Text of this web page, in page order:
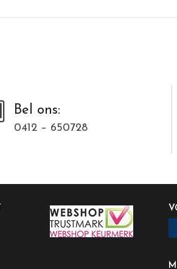
Bel ons:
0412 – 650728